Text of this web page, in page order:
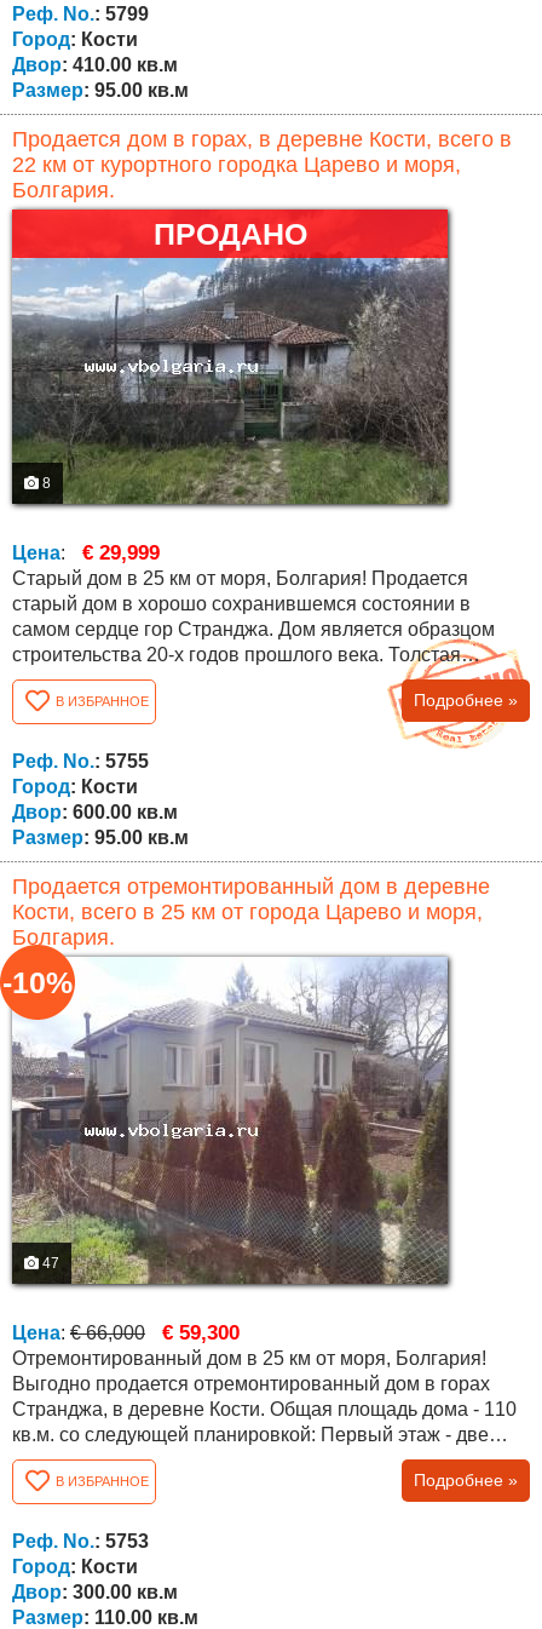
двора 410 кв.м. с выходом на асфальтированную дорогу.
Село Кости расположено в...
Реф. No.: 5799
Город: Кости
Двор: 410.00 кв.м
Размер: 95.00 кв.м
Продается дом в горах, в деревне Кости, всего в
22 км от курортного городка Царево и моря,
Болгария.
ПРОДАНО
8
Цена: € 29,999
Старый дом в 25 км от моря, Болгария! Продается
старый дом в хорошо сохранившемся состоянии в
самом сердце гор Странджа. Дом является образцом
строительства 20-х годов прошлого века. Толстая
каменная стена на первом этаже, дубовые балки и
массивные кирпичные стены. Крыша с турецкой
черепицей, осмотренная и прочная. Очень хорошее
расположение недвижимости, почти в центре деревни с
красивой панорамой на церковь, центр и горы. Дом...
В ИЗБРАННОЕ Подробнее »
Реф. No.: 5755
Город: Кости
Двор: 600.00 кв.м
Размер: 95.00 кв.м
Продается отремонтированный дом в деревне
Кости, всего в 25 км от города Царево и моря,
Болгария.
47
-10%
Цена: € 66,000 € 59,300
Отремонтированный дом в 25 км от моря, Болгария!
Выгодно продается отремонтированный дом в горах
Странджа, в деревне Кости. Общая площадь дома - 110
кв.м. со следующей планировкой: Первый этаж - две
комнаты, два склада, ванная комната и туалет . Второй
этаж/ жилой / - гостиная, кухня, ванная комната с
туалетом, две спальни /одна с ванной комнатой с
туалетом / полумассивный гараж. Двор 300 кв.м. с
возможностью покупки еще 160 кв.м....
В ИЗБРАННОЕ Подробнее »
Реф. No.: 5753
Город: Кости
Двор: 300.00 кв.м
Размер: 110.00 кв.м